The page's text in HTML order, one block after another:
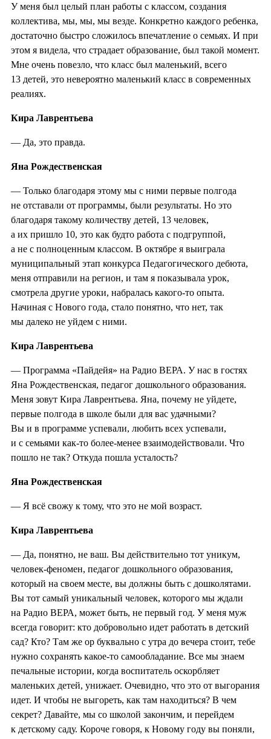
У меня был целый план работы с классом, создания
коллектива, мы, мы, мы везде. Конкретно каждого ребенка,
достаточно быстро сложилось впечатление о семьях. И при
этом я видела, что страдает образование, был такой момент.
Мне очень повезло, что класс был маленький, всего
13 детей, это невероятно маленький класс в современных
реалиях.
Кира Лаврентьева
— Да, это правда.
Яна Рождественская
— Только благодаря этому мы с ними первые полгода
не отставали от программы, были результаты. Но это
благодаря такому количеству детей, 13 человек,
а их пришло 10, это как будто работа с подгруппой,
а не с полноценным классом. В октябре я выиграла
муниципальный этап конкурса Педагогического дебюта,
меня отправили на регион, и там я показывала урок,
смотрела другие уроки, набралась какого-то опыта.
Начиная с Нового года, стало понятно, что нет, так
мы далеко не уйдем с ними.
Кира Лаврентьева
— Программа «Пайдейя» на Радио ВЕРА. У нас в гостях
Яна Рождественская, педагог дошкольного образования.
Меня зовут Кира Лаврентьева. Яна, почему не уйдете,
первые полгода в школе были для вас удачными?
Вы и в программе успевали, любить всех успевали,
и с семьями как-то более-менее взаимодействовали. Что
пошло не так? Откуда пошла усталость?
Яна Рождественская
— Я всё свожу к тому, что это не мой возраст.
Кира Лаврентьева
— Да, понятно, не ваш. Вы действительно тот уникум,
человек-феномен, педагог дошкольного образования,
который на своем месте, вы должны быть с дошколятами.
Вы тот самый уникальный человек, которого мы ждали
на Радио ВЕРА, может быть, не первый год. У меня муж
всегда говорит: кто добровольно идет работать в детский
сад? Кто? Там же ор буквально с утра до вечера стоит, тебе
нужно сохранять какое-то самообладание. Все мы знаем
печальные истории, когда воспитатель оскорбляет
маленьких детей, унижает. Очевидно, что это от выгорания
идет. И чтобы не выгореть, как там находиться? В чем
секрет? Давайте, мы со школой закончим, и перейдем
к детскому саду. Короче говоря, к Новому году вы поняли,